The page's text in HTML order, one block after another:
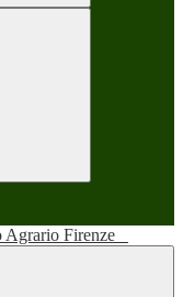
Agrario Firenze